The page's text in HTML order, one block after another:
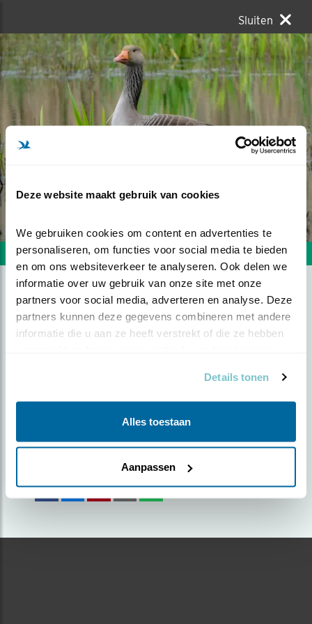
Deze website maakt gebruik van cookies
We gebruiken cookies om content en advertenties te
personaliseren, om functies voor social media te bieden
en om ons websiteverkeer te analyseren. Ook delen we
informatie over uw gebruik van onze site met onze
partners voor social media, adverteren en analyse. Deze
partners kunnen deze gegevens combineren met andere
informatie die u aan ze heeft verstrekt of die ze hebben
Details tonen
Alles toestaan
Aanpassen
Sluiten
Volgende foto Vorige foto
STATIG
Foto genomen in: Landgoed Klein Bylaer bij
Barneveld